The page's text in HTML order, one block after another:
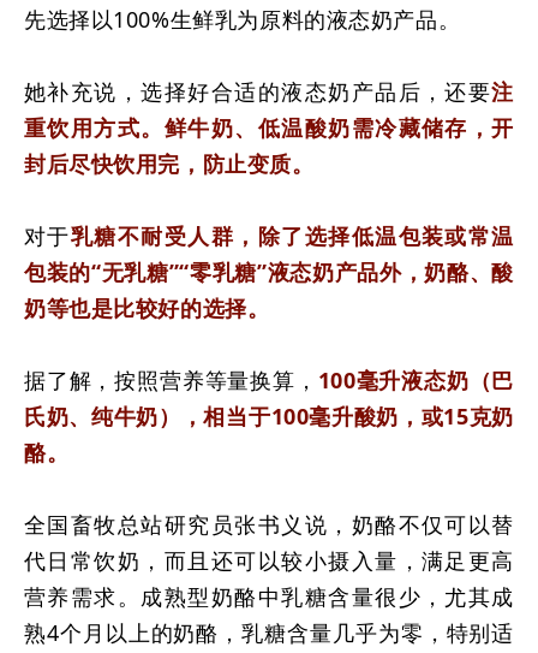
先选择以100%生鲜乳为原料的液态奶产品。
她补充说，选择好合适的液态奶产品后，还要注
重饮用方式。鲜牛奶、低温酸奶需冷藏储存，开
封后尽快饮用完，防止变质。
对于乳糖不耐受人群，除了选择低温包装或常温
包装的“无乳糖”“零乳糖”液态奶产品外，奶酪、酸
奶等也是比较好的选择。
据了解，按照营养等量换算， 100毫升液态奶（巴
氏奶、纯牛奶），相当于100毫升酸奶，或15克奶
酪。
全国畜牧总站研究员张书义说，奶酪不仅可以替
代日常饮奶，而且还可以较小摄入量，满足更高
营养需求。成熟型奶酪中乳糖含量很少，尤其成
熟4个月以上的奶酪，乳糖含量几乎为零，特别适